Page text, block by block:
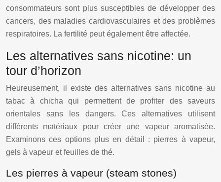
consommateurs sont plus susceptibles de développer des
cancers, des maladies cardiovasculaires et des problèmes
respiratoires. La fertilité peut également être affectée.
Les alternatives sans nicotine: un
tour d’horizon
Heureusement, il existe des alternatives sans nicotine au
tabac à chicha qui permettent de profiter des saveurs
orientales sans les dangers. Ces alternatives utilisent
différents matériaux pour créer une vapeur aromatisée.
Examinons ces options plus en détail : pierres à vapeur,
gels à vapeur et feuilles de thé.
Les pierres à vapeur (steam stones)